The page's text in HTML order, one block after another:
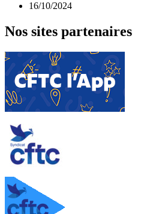
16/10/2024
Nos sites partenaires